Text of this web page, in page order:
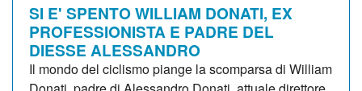
SI E' SPENTO WILLIAM DONATI, EX
PROFESSIONISTA E PADRE DEL
DIESSE ALESSANDRO
Il mondo del ciclismo piange la scomparsa di William